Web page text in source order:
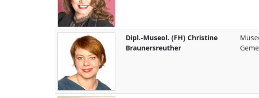
Dipl.-Museol. (FH) Christine
Braunersreuther